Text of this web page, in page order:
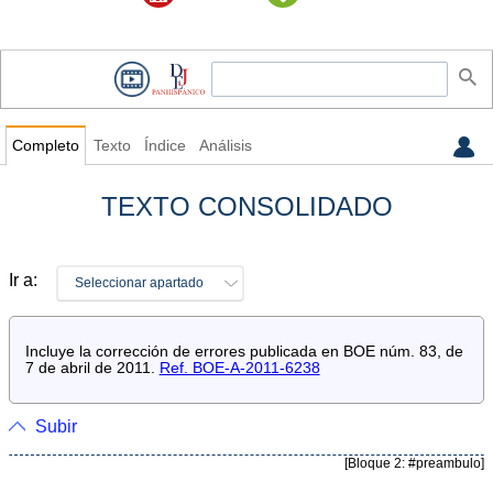
Completo Texto Índice Análisis
TEXTO CONSOLIDADO
Ir a: Seleccionar apartado
Incluye la corrección de errores publicada en BOE núm. 83, de
7 de abril de 2011.
Ref. BOE-A-2011-6238
Subir
[Bloque 2: #preambulo]